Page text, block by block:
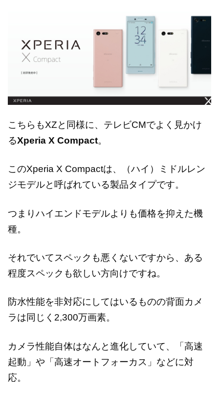
こちらもXZと同様に、テレビCMでよく見かけ
るXperia X Compact。
このXperia X Compactは、（ハイ）ミドルレン
ジモデルと呼ばれている製品タイプです。
つまりハイエンドモデルよりも価格を抑えた機
種。
それでいてスペックも悪くないですから、ある
程度スペックも欲しい方向けですね。
防水性能を非対応にしてはいるものの背面カメ
ラは同じく2,300万画素。
カメラ性能自体はなんと進化していて、「高速
起動」や「高速オートフォーカス」などに対
応。